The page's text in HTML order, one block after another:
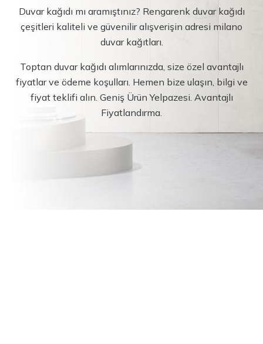
Duvar kağıdı mı aramıştınız? Rengarenk duvar kağıdı
çeşitleri kaliteli ve güvenilir alışverişin adresi milano
duvar kağıtları.
Toptan duvar kağıdı alımlarınızda, size özel avantajlı
fiyatlar ve ödeme koşulları. Hemen bize ulaşın, bilgi ve
fiyat teklifi alın. Geniş Ürün Yelpazesi. Avantajlı
Fiyatlandırma.